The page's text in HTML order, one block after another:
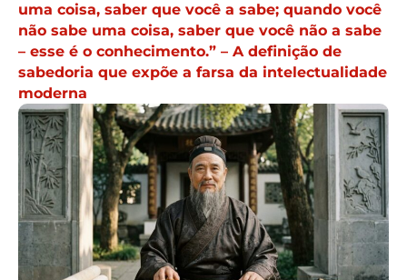
uma coisa, saber que você a sabe; quando você
não sabe uma coisa, saber que você não a sabe
– esse é o conhecimento.” – A definição de
sabedoria que expõe a farsa da intelectualidade
moderna